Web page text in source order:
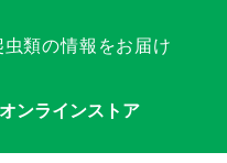
類の情報をお届け
ンラインストア